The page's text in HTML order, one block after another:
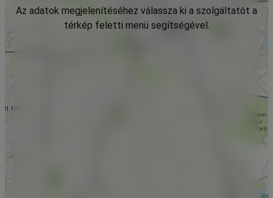
Az adatok megjelenítéséhez válassza ki a szolgáltatót a
térkép feletti menü segítségével.